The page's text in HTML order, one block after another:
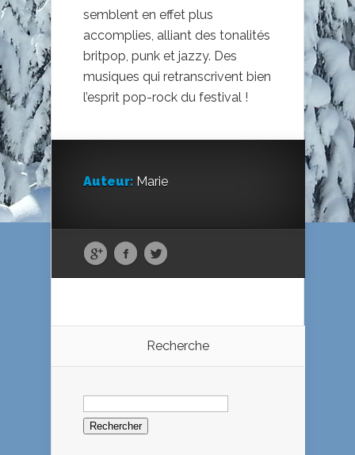
semblent en effet plus
accomplies, alliant des tonalités
britpop, punk et jazzy. Des
musiques qui retranscrivent bien
l’esprit pop-rock du festival !
Auteur: Marie
Recherche
Rechercher :